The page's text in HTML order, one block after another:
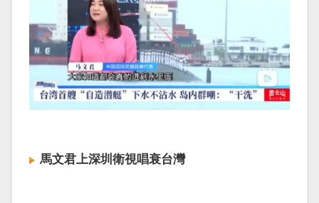
馬文君上深圳衛視唱衰台灣